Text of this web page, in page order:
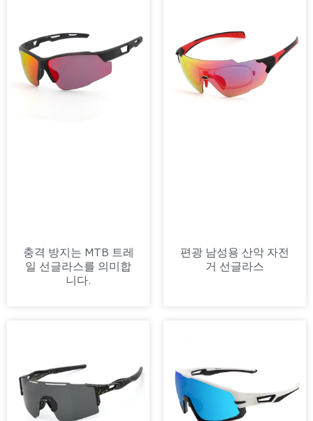
충격 방지는 MTB 트레
일 선글라스를 의미합
니다.
편광 남성용 산악 자전
거 선글라스